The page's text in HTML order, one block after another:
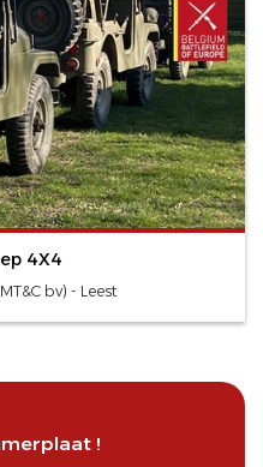
4X4
bv) - Leest
!